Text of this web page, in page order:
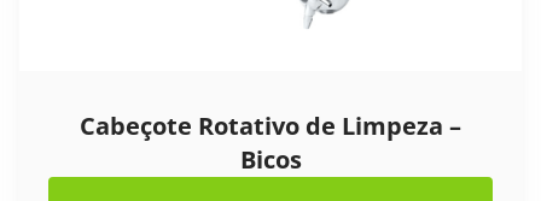
Cabeçote Rotativo de Limpeza –
Bicos